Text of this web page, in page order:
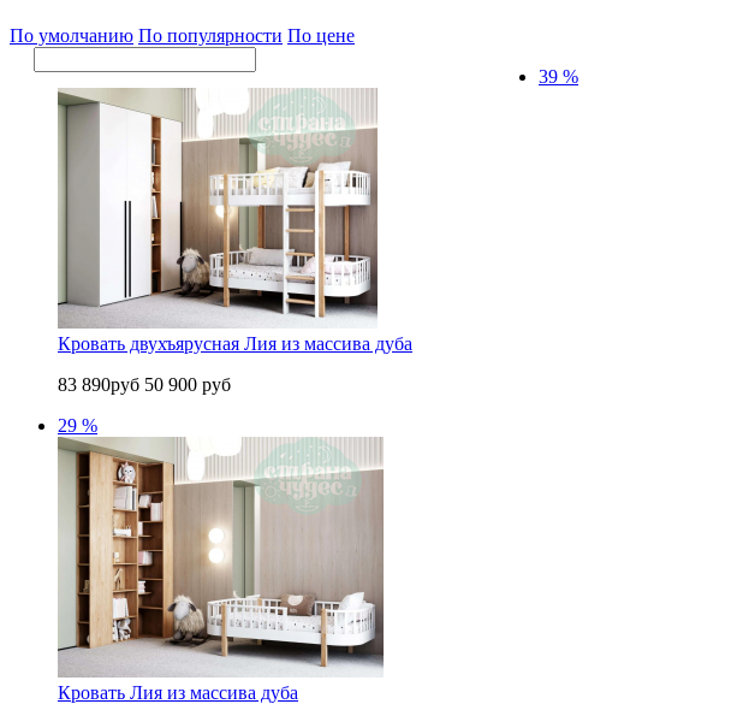
По умолчанию По популярности По цене
39 %
Кровать двухъярусная Лия из массива дуба
83 890руб 50 900 руб
29 %
Кровать Лия из массива дуба